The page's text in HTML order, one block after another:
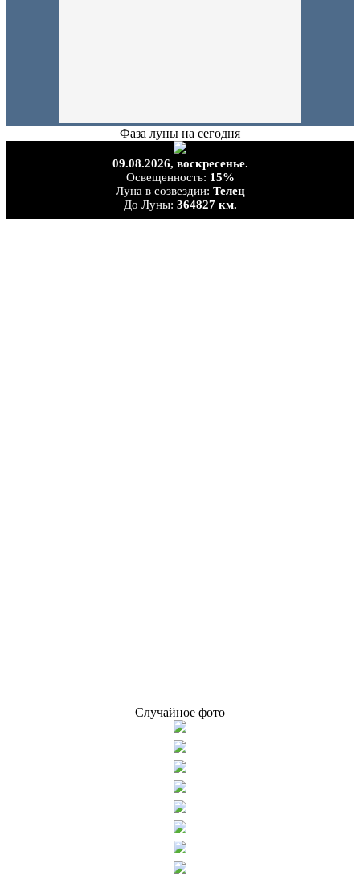
Фаза луны на сегодня
09.08.2026, воскресенье.
Освещенность: 15%
Луна в созвездии: Телец
До Луны: 364827 км.
Случайное фото